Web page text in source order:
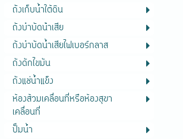
ถังเก็บน้ำใต้ดิน
ถังบําบัดน้ําเสีย
ถังบำบัดน้ำเสียไฟเบอร์กลาส
ถังดักไขมัน
ถังแช่น้ำแข็ง
ห้องส้วมเคลื่อนที่หรือห้องสุขา
เคลื่อนที่
ปั๊มน้ำ